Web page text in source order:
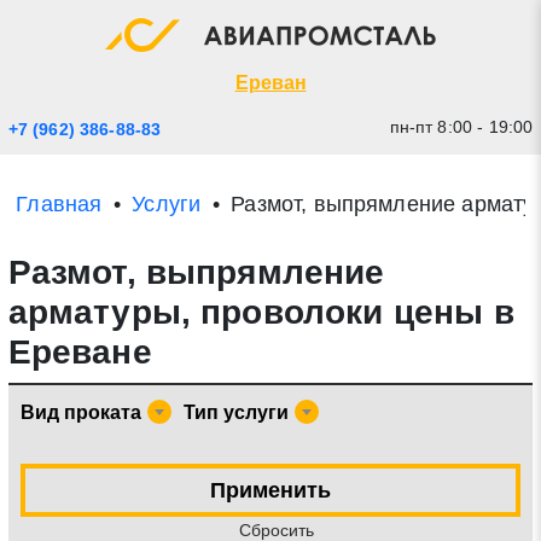
Ереван
+7 (962) 386-88-83 пн-пт 8:00 - 19:00
Главная Услуги Размот, выпрямление
Размот, выпрямление
арматуры, проволоки цены в
Ереване
Вид проката Тип услуги
Применить
Cбросить
Экспресс заявка
* - обязательные поля для заполнения
Отправить заявку